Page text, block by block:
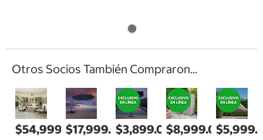
Otros Socios También Compraron...
$54,999.00$17,999.00$3,899.00$8,999.00